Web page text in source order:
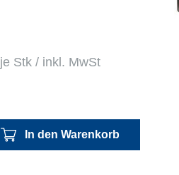
je Stk / inkl. MwSt
In den Warenkorb